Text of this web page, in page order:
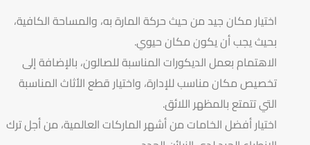
اختيار مكان جيد من حيث حركة المارة به، والمساحة الكافية،
بحيث يجب أن يكون مكان حيوي.
الاهتمام بعمل الديكورات المناسبة للصالون، بالإضافة إلى
تخصيص مكان مناسب للإدارة، واختيار قطع الأثاث المناسبة
التي تتمتع بالمظهر اللائق.
اختيار أفضل الخامات من أشهر الماركات العالمية، من أجل ترك